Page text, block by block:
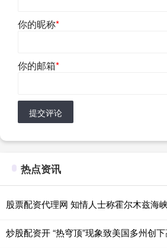
你的昵称*
你的邮箱*
提交评论
热点资讯
股票配资代理网 知情人士称霍尔木兹海
炒股配资开 “热穹顶”现象致美国多州创